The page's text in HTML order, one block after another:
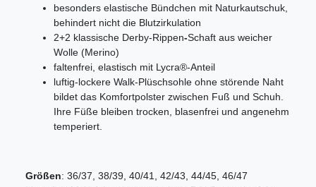
besonders elastische Bündchen mit Naturkautschuk,
behindert nicht die Blutzirkulation
2+2 klassische Derby-Rippen-Schaft aus weicher
Wolle (Merino)
faltenfrei, elastisch mit Lycra®-Anteil
luftig-lockere Walk-Plüschsohle ohne störende Naht
bildet das Komfortpolster zwischen Fuß und Schuh.
Ihre Füße bleiben trocken, blasenfrei und angenehm
temperiert.
Größen: 36/37, 38/39, 40/41, 42/43, 44/45, 46/47